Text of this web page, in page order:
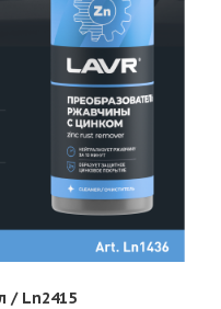
/ Ln2415